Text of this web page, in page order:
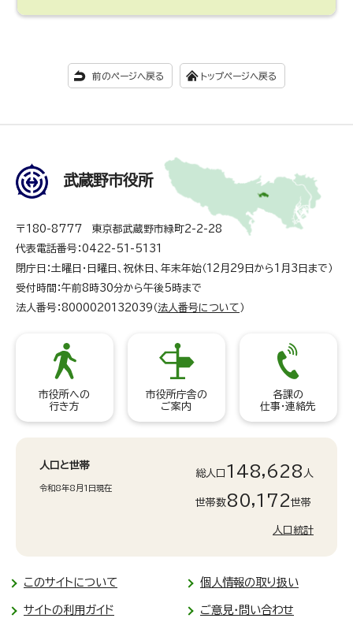
前のページへ戻る トップページへ戻る
武蔵野市役所
〒180-8777 東京都武蔵野市緑町2-2-28
代表電話番号：0422-51-5131
閉庁日：土曜日・日曜日、祝休日、年末年始（12月29日から1月3日まで）
受付時間：午前8時30分から午後5時まで
法人番号：8000020132039（ 法人番号について ）
市役所への
行き方
市役所庁舎の
ご案内
各課の
仕事・連絡先
人口と世帯
令和8年8月1日現在
総人口 148,628 人
世帯数80,172世帯
人口統計
このサイトについて 個人情報の取り扱い
サイトの利用ガイド ご意見・問い合わせ